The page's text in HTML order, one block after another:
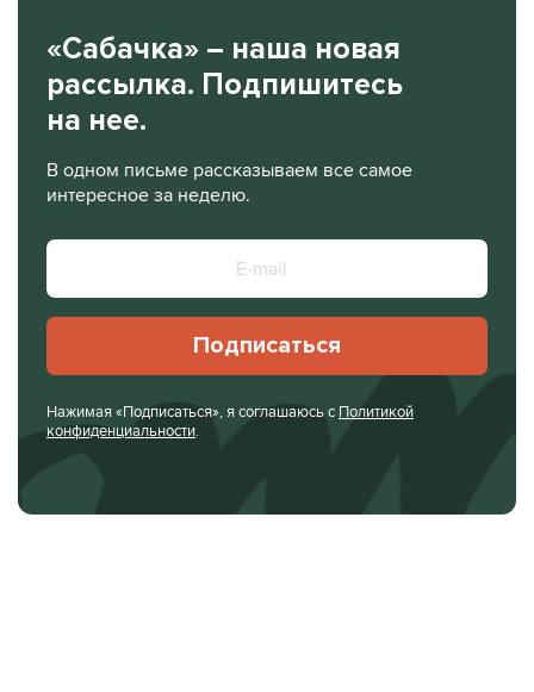
«Сабачка» – наша новая
рассылка. Подпишитесь
на нее.
В одном письме рассказываем все самое
интересное за неделю.
Подписаться
Нажимая «Подписаться», я соглашаюсь с Политикой
конфиденциальности.